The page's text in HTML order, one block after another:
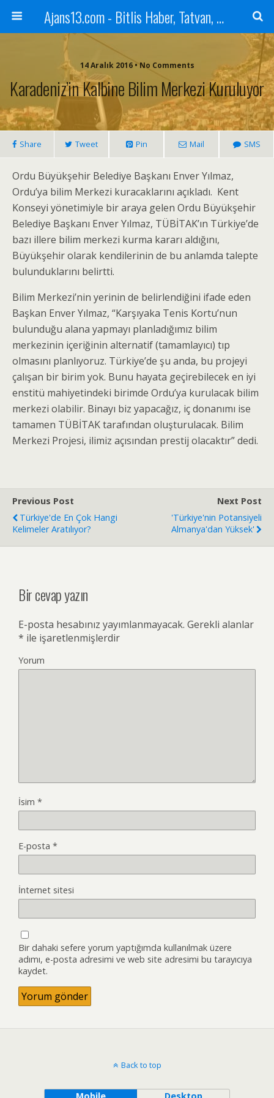
Ajans13.com - Bitlis Haber, Tatvan, Ahlat, Adilcevaz, Mutki, Hizan, Güroymak, Gazete, Ajans, 13, Haber
14 Aralık 2016 • No Comments
Karadeniz’in Kalbine Bilim Merkezi Kuruluyor
Share Tweet Pin Mail SMS
Ordu Büyükşehir Belediye Başkanı Enver Yılmaz,
Ordu’ya bilim Merkezi kuracaklarını açıkladı. Kent
Konseyi yönetimiyle bir araya gelen Ordu Büyükşehir
Belediye Başkanı Enver Yılmaz, TÜBİTAK’ın Türkiye’de
bazı illere bilim merkezi kurma kararı aldığını,
Büyükşehir olarak kendilerinin de bu anlamda talepte
bulunduklarını belirtti.
Bilim Merkezi’nin yerinin de belirlendiğini ifade eden
Başkan Enver Yılmaz, “Karşıyaka Tenis Kortu’nun
bulunduğu alana yapmayı planladığımız bilim
merkezinin içeriğinin alternatif (tamamlayıcı) tıp
olmasını planlıyoruz. Türkiye’de şu anda, bu projeyi
çalışan bir birim yok. Bunu hayata geçirebilecek en iyi
enstitü mahiyetindeki birimde Ordu’ya kurulacak bilim
merkezi olabilir. Binayı biz yapacağız, iç donanımı ise
tamamen TÜBİTAK tarafından oluşturulacak. Bilim
Merkezi Projesi, ilimiz açısından prestij olacaktır” dedi.
Previous Post
Türkiye'de En Çok Hangi
Kelimeler Aratılıyor?
Next Post
'Türkiye'nin Potansiyeli
Almanya'dan Yüksek'
Bir cevap yazın
E-posta hesabınız yayımlanmayacak. Gerekli alanlar
* ile işaretlenmişlerdir
Yorum
İsim *
E-posta *
İnternet sitesi
Bir dahaki sefere yorum yaptığımda kullanılmak üzere
adımı, e-posta adresimi ve web site adresimi bu tarayıcıya
kaydet.
Back to top